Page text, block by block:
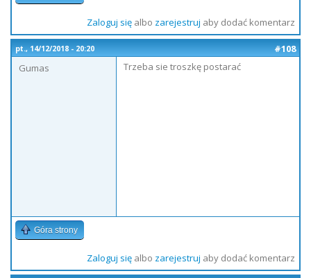
Zaloguj sięalbo zarejestruj aby dodać komentarz
pt., 14/12/2018 - 20:20
#108
Gumas
Trzeba sie troszkę postarać
Góra strony
Zaloguj sięalbo zarejestruj aby dodać komentarz